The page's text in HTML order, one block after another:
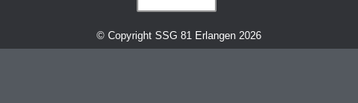
© Copyright SSG 81 Erlangen 2026